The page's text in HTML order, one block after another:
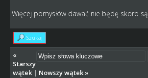
Więcej pomysłów dawać nie będę skoro
Szukaj
«
Starszy
wątek| Nowszy wątek»